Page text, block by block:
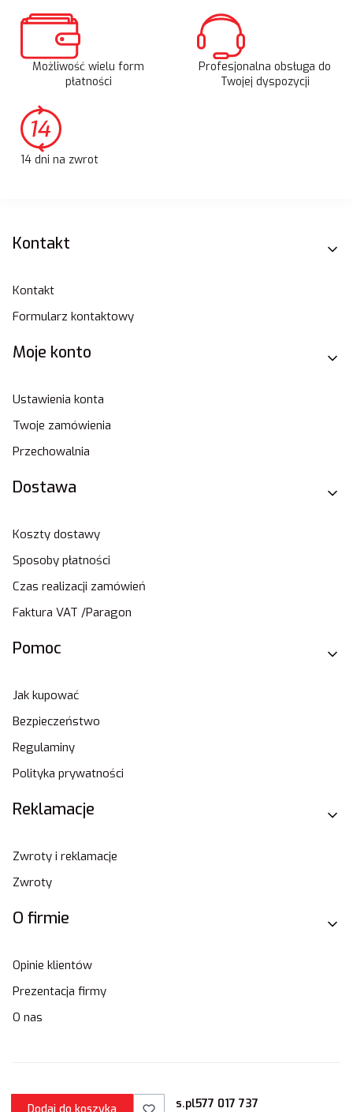
Możliwość wielu form
płatności
Profesjonalna obsługa do
Twojej dyspozycji
14 dni na zwrot
Linki w stopce
Kontakt
Kontakt
Formularz kontaktowy
Moje konto
Ustawienia konta
Twoje zamówienia
Przechowalnia
Dostawa
Koszty dostawy
Sposoby płatności
Czas realizacji zamówień
Faktura VAT /Paragon
Pomoc
Jak kupować
Bezpieczeństwo
Regulaminy
Polityka prywatności
Reklamacje
Zwroty i reklamacje
Zwroty
O firmie
Opinie klientów
Prezentacja firmy
O nas
sklep@stamats.pl577 017 737
Dodaj do koszyka